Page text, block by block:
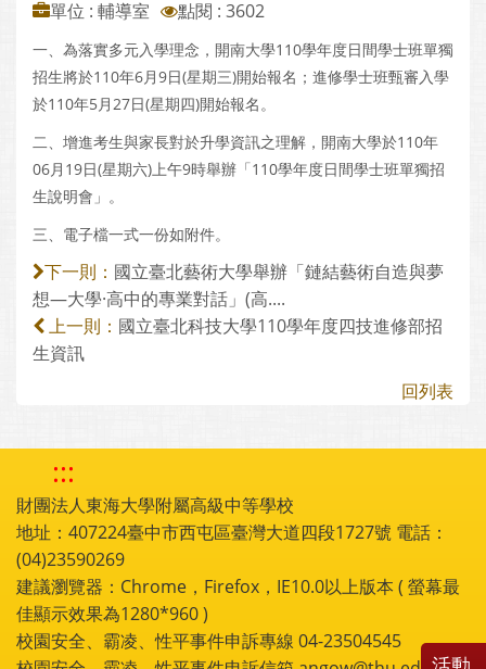
單位 : 輔導室
點閱 : 3602
一、為落實多元入學理念，開南大學110學年度日間學士班單獨
招生將於110年6月9日(星期三)開始報名；進修學士班甄審入學
於110年5月27日(星期四)開始報名。
二、增進考生與家長對於升學資訊之理解，開南大學於110年
06月19日(星期六)上午9時舉辦「110學年度日間學士班單獨招
生說明會」。
三、電子檔一式一份如附件。
下一則： 國立臺北藝術大學舉辦「鏈結藝術自造與夢
想—大學·高中的專業對話」(高....
上一則： 國立臺北科技大學110學年度四技進修部招
生資訊
回列表
:::
財團法人東海大學附屬高級中等學校
地址：407224臺中市西屯區臺灣大道四段1727號 電話：
(04)23590269
建議瀏覽器：Chrome，Firefox，IE10.0以上版本 ( 螢幕最
佳顯示效果為1280*960 )
校園安全、霸凌、性平事件申訴專線 04-23504545